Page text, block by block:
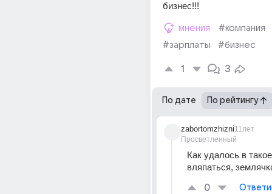
бизнес!!!
мнения
#компания
#зарплаты
#бизнес
1 3
По дате По рейтингу
zabortomzhizni
Просветленный
11лет
Как удалось в такое
вляпаться,
0